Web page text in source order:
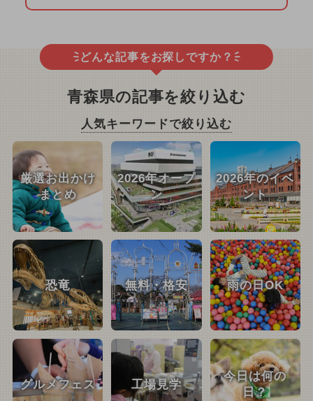
どんな記事をお探しですか？
青森県の記事を絞り込む
人気キーワードで絞り込む
厳選お出かけ
まとめ
2026年オープ
ン
2026年のイベ
ント
恐竜 無料・格安 雨の日OK
グルメフェス 工場見学
今日は何の
日？